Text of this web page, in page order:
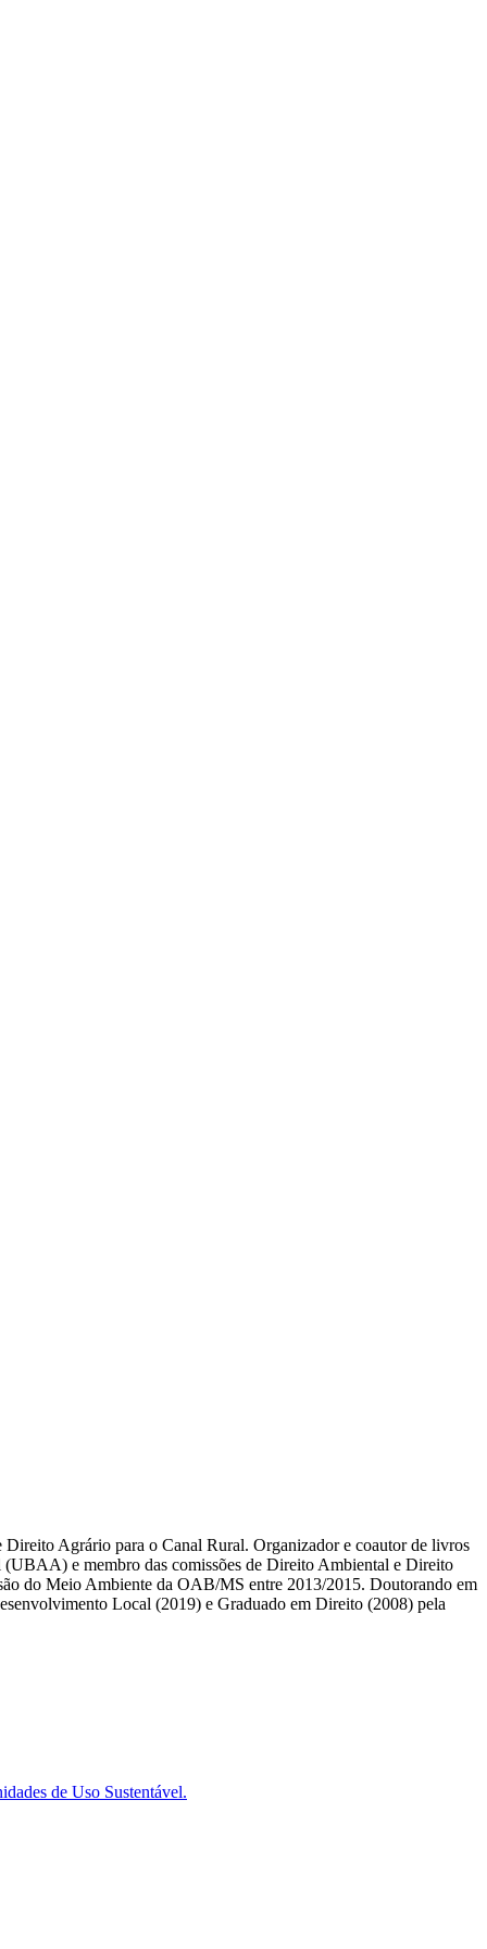
Agrário para o Canal Rural. Organizador e coautor de livros
e membro das comissões de Direito Ambiental e Direito
do Meio Ambiente da OAB/MS entre 2013/2015. Doutorando em
Local (2019) e Graduado em Direito (2008) pela
de Uso Sustentável.